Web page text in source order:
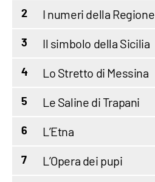
2 I numeri della Regione
3 Il simbolo della Sicilia
4 Lo Stretto di Messina
5 Le Saline di Trapani
6 L’Etna
7 L’Opera dei pupi